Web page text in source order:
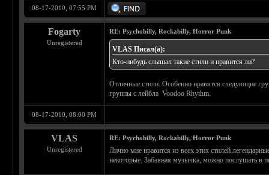
08-17-2010, 07:55 PM
Fogarty
Unregistered
RE: Psychobilly, Rockabilly, Horror Punk
VLAS Писал(а):
Кто-нибудь слышал такие стили и нравится ли?
Отличные стили. Особенно нравятся следующие
группы с лейбла Voodoo Rhythm.
08-17-2010, 08:00 PM
VLAS
Unregistered
RE: Psychobilly, Rockabilly, Horror Punk
Лично мне нравится из всех этих стилей
некоторые. Забавная музычка, можно послушать в